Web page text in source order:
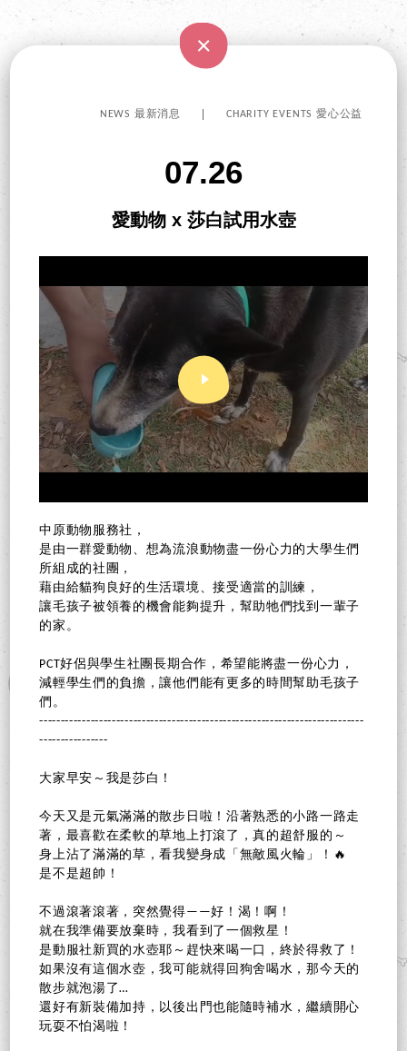
NEWS 最新消息 CHARITY EVENTS 愛心公益
07.26
愛動物 x 莎白試用水壺
中原動物服務社，
是由一群愛動物、想為流浪動物盡一份心力的大學生們
所組成的社團，
藉由給貓狗良好的生活環境、接受適當的訓練，
讓毛孩子被領養的機會能夠提升，幫助牠們找到一輩子
的家。
PCT好侶與學生社團長期合作，希望能將盡一份心力，
減輕學生們的負擔，讓他們能有更多的時間幫助毛孩子
們。
----------------------------------------------------------------------------
----------------
大家早安～我是莎白！
今天又是元氣滿滿的散步日啦！沿著熟悉的小路一路走
著，最喜歡在柔軟的草地上打滾了，真的超舒服的～
身上沾了滿滿的草，看我變身成「無敵風火輪」！🔥
是不是超帥！
不過滾著滾著，突然覺得——好！渴！啊！
就在我準備要放棄時，我看到了一個救星！
是動服社新買的水壺耶～趕快來喝一口，終於得救了！
如果沒有這個水壺，我可能就得回狗舍喝水，那今天的
散步就泡湯了…
還好有新裝備加持，以後出門也能隨時補水，繼續開心
玩耍不怕渴啦！